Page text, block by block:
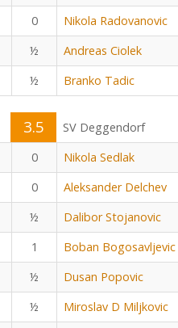
0 Nikola Radovanovic
½ Andreas Ciolek
½ Branko Tadic
3.5
SV Deggendorf
0 Nikola Sedlak
0 Aleksander Delchev
½ Dalibor Stojanovic
1 Boban Bogosavljevic
½ Dusan Popovic
½ Miroslav D Miljkovic